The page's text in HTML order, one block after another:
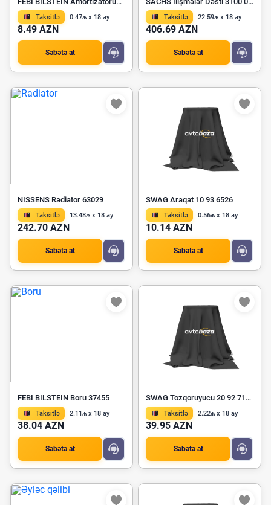
Taksitlə 0.47₼ x 18 ay
8.49 AZN
Səbətə at
Taksitlə 22.59₼ x 18 ay
406.69 AZN
Səbətə at
NISSENS Radiator 63029
Taksitlə 13.48₼ x 18 ay
242.70 AZN
Səbətə at
SWAG Araqat 10 93 6526
Taksitlə 0.56₼ x 18 ay
10.14 AZN
Səbətə at
FEBI BILSTEIN Boru 37455
Taksitlə 2.11₼ x 18 ay
38.04 AZN
Səbətə at
SWAG Tozqoruyucu 20 92 7102
Taksitlə 2.22₼ x 18 ay
39.95 AZN
Səbətə at